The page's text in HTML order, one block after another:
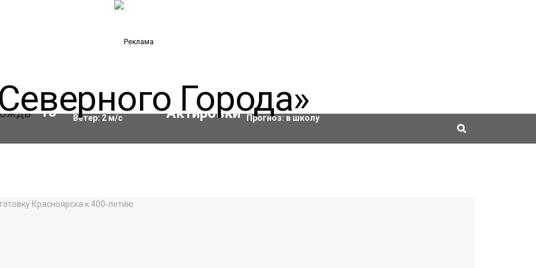
13 °C Влажность:82%
Ветер: 2м/с
Актировки
Прогноз: в школу